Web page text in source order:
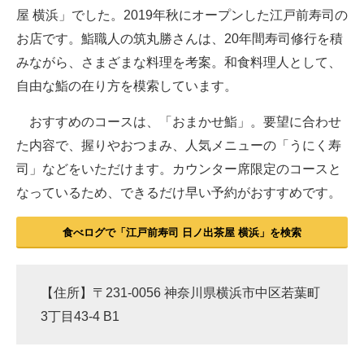
屋 横浜」でした。2019年秋にオープンした江戸前寿司の
お店です。鮨職人の​筑丸勝さんは、​20年間寿司修行を積
みながら、さまざまな料理を考案。和食料理人として、
自由な鮨の在り方を模索しています。
おすすめのコースは、「おまかせ鮨」。要望に合わせ
た内容で、握りやおつまみ、人気メニューの「うにく寿
司」などをいただけます。カウンター席限定のコースと
なっているため、できるだけ早い予約がおすすめです。
食べログで「江戸前寿司 日ノ出茶屋 横浜」を検索
【住所】〒231-0056 神奈川県横浜市中区若葉町
3丁目43-4 B1